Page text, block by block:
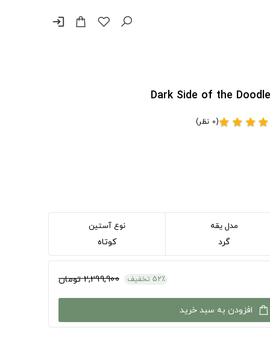
login
star
star
star
star(0 نظر)
مدل یقه
گرد
نوع آستین
کوتاه
52٪ تخفیف 2,299,900 تومان
افزودن به سبد خرید